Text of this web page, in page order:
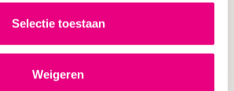
Selectie toestaan
Weigeren